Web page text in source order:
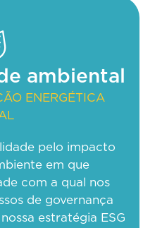
ambiental
ENERGÉTICA
pelo impacto
em que
com a qual nos
de governança
estratégia ESG